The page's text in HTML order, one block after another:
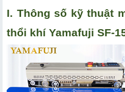
I. Thông số kỹ thuật
thổi khí Yamafuji SF-